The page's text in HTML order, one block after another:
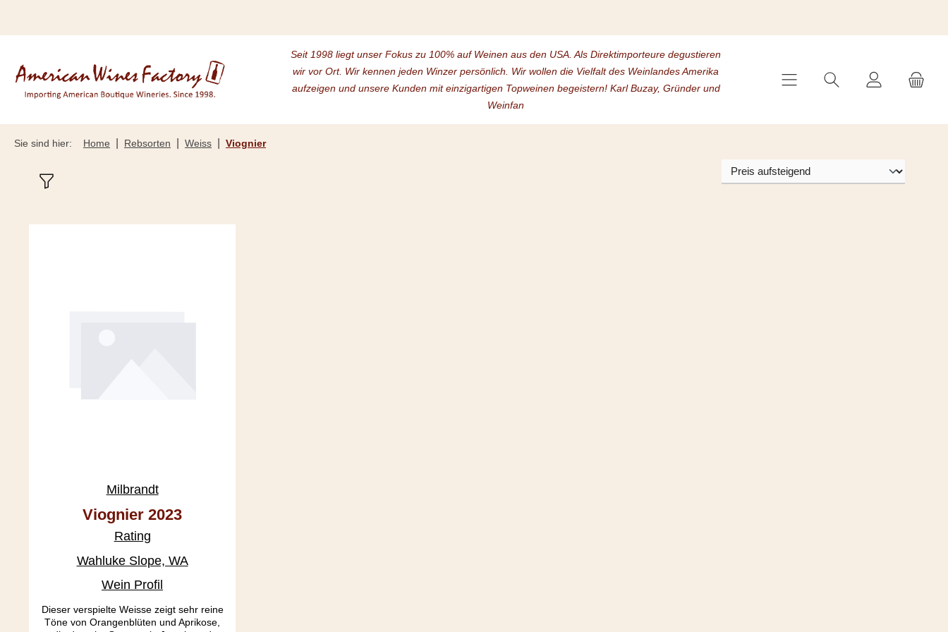
Seit 1998 liegt unser Fokus zu 100% auf Weinen aus den USA. Als Direktimporteure degustieren
wir vor Ort. Wir kennen jeden Winzer persönlich. Wir wollen die Vielfalt des Weinlandes Amerika
aufzeigen und unsere Kunden mit einzigartigen Topweinen begeistern! Karl Buzay, Gründer und
Weinfan
Sie sind hier: Home Rebsorten Weiss Viognier
Milbrandt
Viognier 2023
Rating
Wahluke Slope, WA
Wein Profil
Dieser verspielte Weisse zeigt sehr reine
Töne von Orangenblüten und Aprikose,